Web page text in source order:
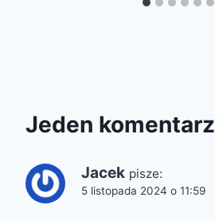
Jeden komentarz
Jacek pisze:
5 listopada 2024 o 11:59